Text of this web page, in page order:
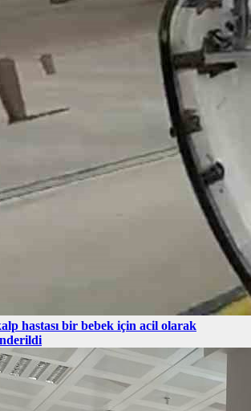
hastası bir bebek için acil olarak